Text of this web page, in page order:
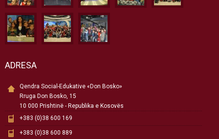
ADRESA
Qendra Social-Edukative «Don Bosko»
Rruga Don Bosko, 15
10 000 Prishtinë - Republika e Kosovës
+383 (0)38 600 169
+383 (0)38 600 889